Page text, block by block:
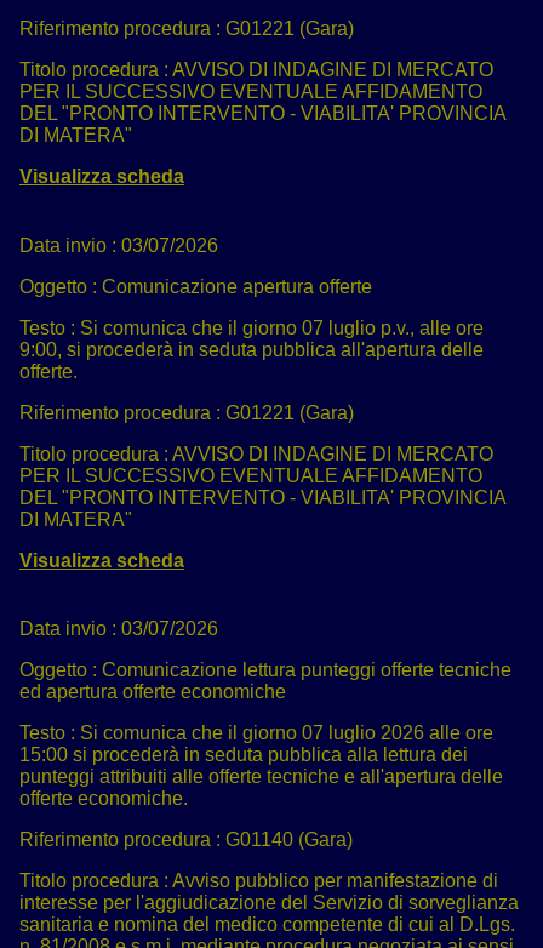
Riferimento procedura : G01221 (Gara)
Titolo procedura : AVVISO DI INDAGINE DI MERCATO
PER IL SUCCESSIVO EVENTUALE AFFIDAMENTO
DEL "PRONTO INTERVENTO - VIABILITA' PROVINCIA
DI MATERA"
Visualizza scheda
Data invio : 03/07/2026
Oggetto : Comunicazione apertura offerte
Testo : Si comunica che il giorno 07 luglio p.v., alle ore
9:00, si procederà in seduta pubblica all'apertura delle
offerte.
Riferimento procedura : G01221 (Gara)
Titolo procedura : AVVISO DI INDAGINE DI MERCATO
PER IL SUCCESSIVO EVENTUALE AFFIDAMENTO
DEL "PRONTO INTERVENTO - VIABILITA' PROVINCIA
DI MATERA"
Visualizza scheda
Data invio : 03/07/2026
Oggetto : Comunicazione lettura punteggi offerte tecniche
ed apertura offerte economiche
Testo : Si comunica che il giorno 07 luglio 2026 alle ore
15:00 si procederà in seduta pubblica alla lettura dei
punteggi attribuiti alle offerte tecniche e all'apertura delle
offerte economiche.
Riferimento procedura : G01140 (Gara)
Titolo procedura : Avviso pubblico per manifestazione di
interesse per l'aggiudicazione del Servizio di sorveglianza
sanitaria e nomina del medico competente di cui al D.Lgs.